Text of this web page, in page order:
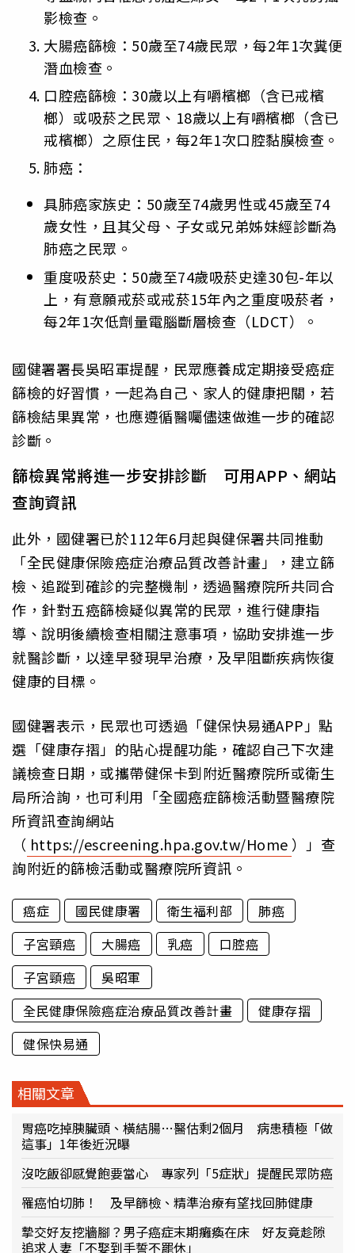
影檢查。
大腸癌篩檢：50歲至74歲民眾，每2年1次糞便
潛血檢查。
口腔癌篩檢：30歲以上有嚼檳榔（含已戒檳
榔）或吸菸之民眾、18歲以上有嚼檳榔（含已
戒檳榔）之原住民，每2年1次口腔黏膜檢查。
肺癌：
具肺癌家族史：50歲至74歲男性或45歲至74
歲女性，且其父母、子女或兄弟姊妹經診斷為
肺癌之民眾。
重度吸菸史：50歲至74歲吸菸史達30包-年以
上，有意願戒菸或戒菸15年內之重度吸菸者，
每2年1次低劑量電腦斷層檢查（LDCT）。
國健署署長吳昭軍提醒，民眾應養成定期接受癌症
篩檢的好習慣，一起為自己、家人的健康把關，若
篩檢結果異常，也應遵循醫囑儘速做進一步的確認
診斷。
篩檢異常將進一步安排診斷 可用APP、網站
查詢資訊
此外，國健署已於112年6月起與健保署共同推動
「全民健康保險癌症治療品質改善計畫」，建立篩
檢、追蹤到確診的完整機制，透過醫療院所共同合
作，針對五癌篩檢疑似異常的民眾，進行健康指
導、說明後續檢查相關注意事項，協助安排進一步
就醫診斷，以達早發現早治療，及早阻斷疾病恢復
健康的目標。
國健署表示，民眾也可透過「健保快易通APP」點
選「健康存摺」的貼心提醒功能，確認自己下次建
議檢查日期，或攜帶健保卡到附近醫療院所或衛生
局所洽詢，也可利用「全國癌症篩檢活動暨醫療院
所資訊查詢網站
（ https://escreening.hpa.gov.tw/Home）」查
詢附近的篩檢活動或醫療院所資訊。
癌症 國民健康署 衛生福利部
肺癌
子宮頸癌
大腸癌 乳癌
口腔癌
子宮頸癌
吳昭軍
全民健康保險癌症治療品質改善計畫
健康存摺
健保快易通
相關文章
胃癌吃掉胰臟頭、橫結腸…醫估剩2個月 病患積極「做
這事」1年後近況曝
沒吃飯卻感覺飽要當心 專家列「5症狀」提醒民眾防癌
罹癌怕切肺！ 及早篩檢、精準治療有望找回肺健康
摯交好友挖牆腳？男子癌症末期癱瘓在床 好友竟趁隙
追求人妻「不娶到手誓不罷休」